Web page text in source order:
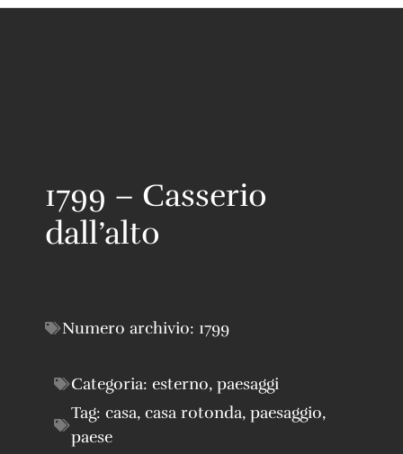
1799 – Casserio
dall’alto
Numero archivio: 1799
Categoria: esterno, paesaggi
Tag: casa, casa rotonda, paesaggio,
paese